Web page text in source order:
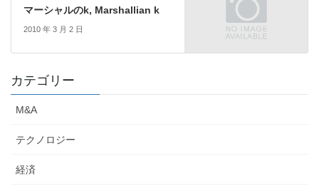
マーシャルのk, Marshallian k
2010 年 3 月 2 日
カテゴリー
M&A
テクノロジー
経済